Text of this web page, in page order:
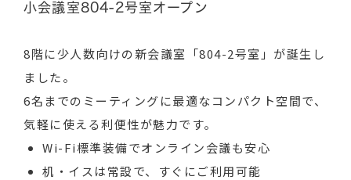
小会議室804-2号室オープン
8階に少人数向けの新会議室「804-2号室」が誕生し
ました。
6名までのミーティングに最適なコンパクト空間で、
気軽に使える利便性が魅力です。
Wi-Fi標準装備でオンライン会議も安心
机・イスは常設で、すぐにご利用可能